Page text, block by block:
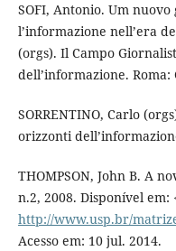
SOFI, Antonio. Um
l’informazione nell’era
(orgs). Il Campo
dell’informazione. Roma:
SORRENTINO, Carlo
orizzonti
THOMPSON, John B. A
n.2, 2008. Disponível em:
http://www.usp.br/
Acesso em: 10 jul. 2014.